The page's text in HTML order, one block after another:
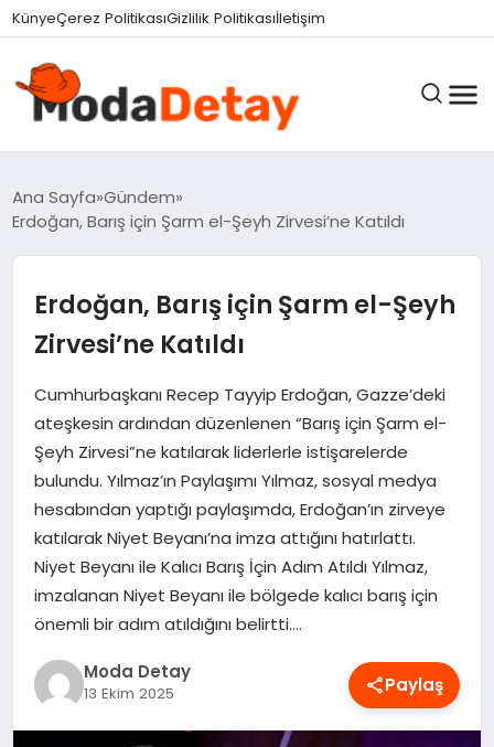
KünyeÇerez PolitikasıGizlilik Politikasıİletişim
GÜNDEM
EĞITIM
EKONOMI
MAGAZIN
SAĞLIK
SPOR
Ana Sayfa Gündem
Erdoğan, Barış için Şarm el-Şeyh Zirvesi’ne Katıldı
Erdoğan, Barış için Şarm el-Şeyh
Zirvesi’ne Katıldı
Cumhurbaşkanı Recep Tayyip Erdoğan, Gazze’deki
ateşkesin ardından düzenlenen “Barış için Şarm el-
Şeyh Zirvesi”ne katılarak liderlerle istişarelerde
bulundu. Yılmaz’ın Paylaşımı Yılmaz, sosyal medya
hesabından yaptığı paylaşımda, Erdoğan’ın zirveye
katılarak Niyet Beyanı’na imza attığını hatırlattı.
Niyet Beyanı ile Kalıcı Barış İçin Adım Atıldı Yılmaz,
imzalanan Niyet Beyanı ile bölgede kalıcı barış için
önemli bir adım atıldığını belirtti….
Moda Detay
13 Ekim 2025 Paylaş